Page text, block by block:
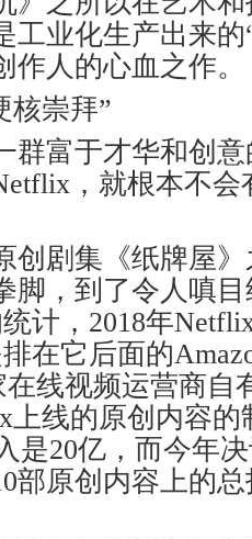
工业化生产出来
人的心血之作。
核崇拜”
群富于才华和创
，就根本不会
创剧集《纸牌屋
脚，到了令人嗔
统计，2018年
在它后面的
在线视频运营商自
线的原创内容的
是20亿，而今年
部原创内容上的